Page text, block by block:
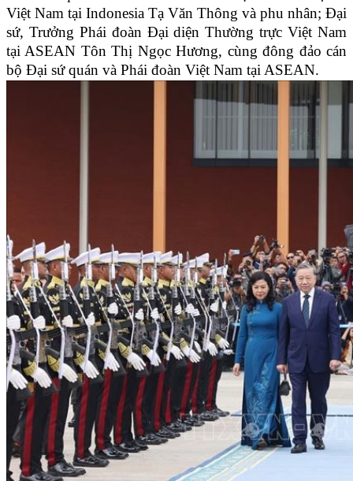
Việt Nam tại Indonesia Tạ Văn Thông và phu nhân; Đại
sứ, Trưởng Phái đoàn Đại diện Thường trực Việt Nam
tại ASEAN Tôn Thị Ngọc Hương, cùng đông đảo cán
bộ Đại sứ quán và Phái đoàn Việt Nam tại ASEAN.